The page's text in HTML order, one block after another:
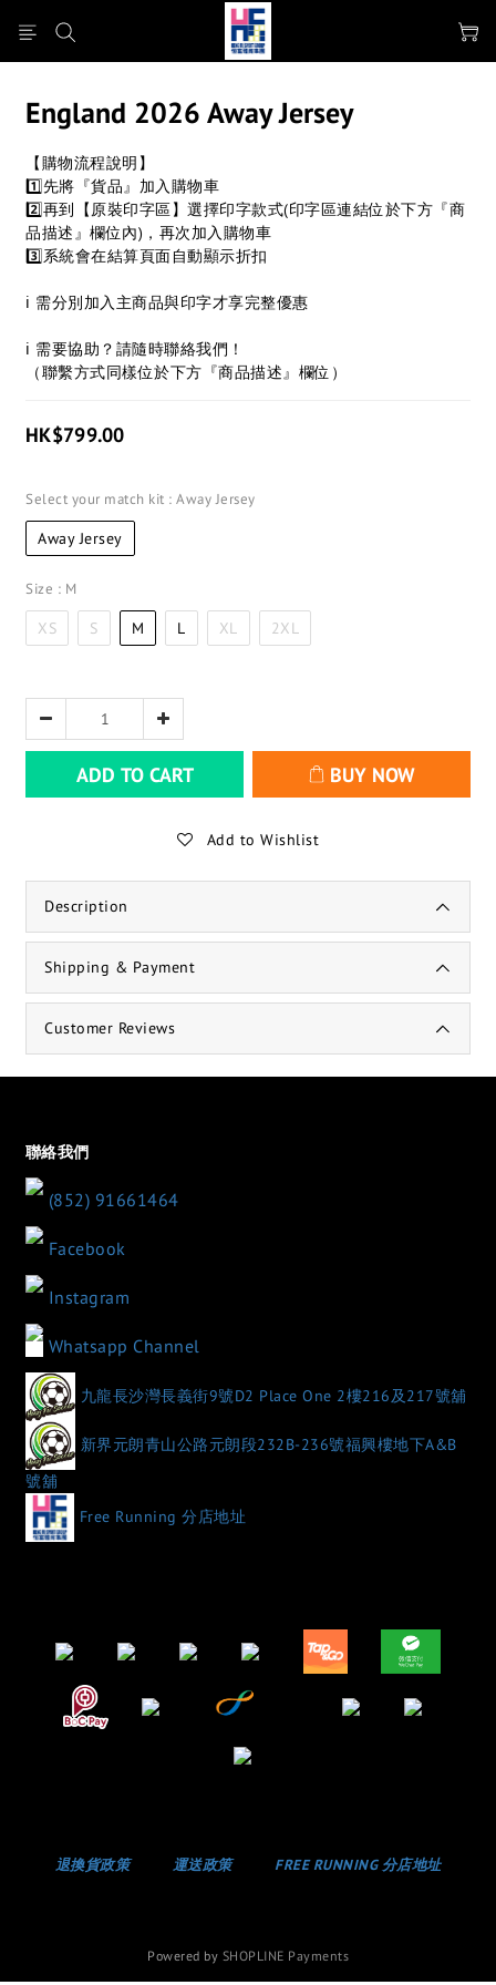
England 2026 Away Jersey
【購物流程說明】
1️⃣先將『貨品』加入購物車
2️⃣再到【原裝印字區】選擇印字款式(印字區連結位於下方『商
品描述』欄位內)，再次加入購物車
3️⃣系統會在結算頁面自動顯示折扣
ℹ 需分別加入主商品與印字才享完整優惠
ℹ 需要協助？請隨時聯絡我們！
（聯繫方式同樣位於下方『商品描述』欄位）
HK$799.00
Select your match kit : Away Jersey
Away Jersey
Size : M
XS S M L XL 2XL
ADD TO CART BUY NOW
Add to Wishlist
Description
Shipping & Payment
Customer Reviews
聯絡我們
(852) 91661464
Facebook
Instagram
Whatsapp Channel
九龍長沙灣長義街9號D2 Place One 2樓216及217號舖
新界元朗青山公路元朗段232B-236號福興樓地下A&B
號舖
Free Running 分店地址
退換貨政策 運送政策 FREE RUNNING 分店地址
Powered by SHOPLINE Payments